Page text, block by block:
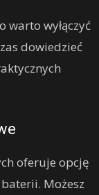
warto wyłączyć
dowiedzieć
oferuje opcję
Możesz